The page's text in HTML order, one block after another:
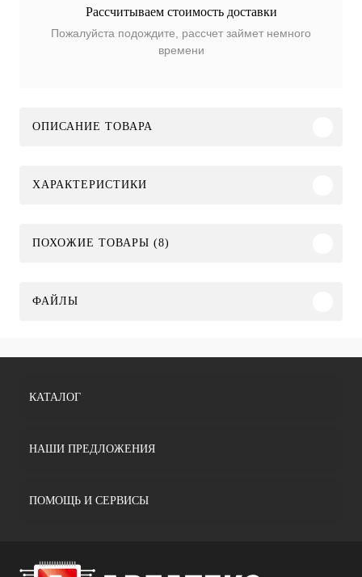
Рассчитываем стоимость доставки
Пожалуйста подождите, рассчет займет немного
времени
ОПИСАНИЕ ТОВАРА
ХАРАКТЕРИСТИКИ
ПОХОЖИЕ ТОВАРЫ (8)
ФАЙЛЫ
КАТАЛОГ
НАШИ ПРЕДЛОЖЕНИЯ
ПОМОЩЬ И СЕРВИСЫ